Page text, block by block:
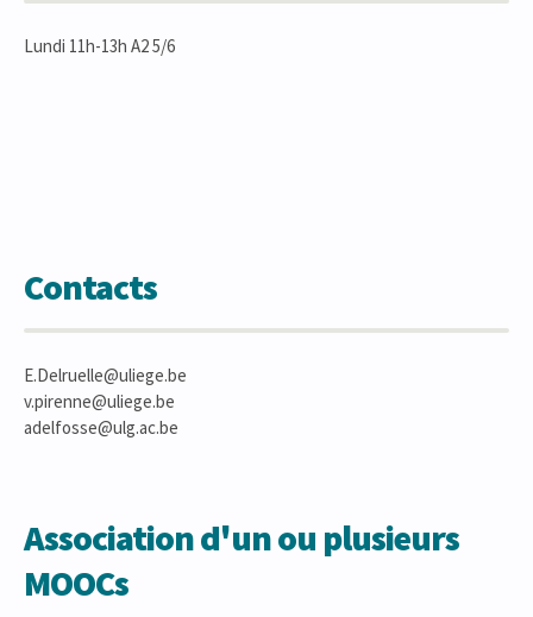
Lundi 11h-13h A2 5/6
Contacts
E.Delruelle@uliege.be
v.pirenne@uliege.be
adelfosse@ulg.ac.be
Association d'un ou plusieurs
MOOCs